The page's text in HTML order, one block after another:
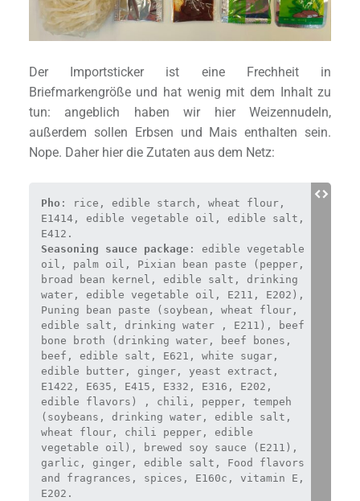
Der Importsticker ist eine Frechheit in
Briefmarkengröße und hat wenig mit dem Inhalt zu
tun: angeblich haben wir hier Weizennudeln,
außerdem sollen Erbsen und Mais enthalten sein.
Nope. Daher hier die Zutaten aus dem Netz:
Pho : rice, edible starch, wheat flour,
E1414, edible vegetable oil, edible salt,
Seasoning sauce package: edible vegetable
oil, palm oil, Pixian bean paste (pepper,
broad bean kernel, edible salt, drinking
water, edible vegetable oil, E211, E202),
Puning bean paste (soybean, wheat flour,
edible salt, drinking water , E211), beef
bone broth (drinking water, beef bones,
beef, edible salt, E621, white sugar,
edible butter, ginger, yeast extract,
E1422, E635, E415, E332, E316, E202,
edible flavors) , chili, pepper, tempeh
(soybeans, drinking water, edible salt,
wheat flour, chili pepper, edible
vegetable oil), brewed soy sauce (E211),
garlic, ginger, edible salt, Food flavors
and fragrances, spices, E160c, vitamin E,